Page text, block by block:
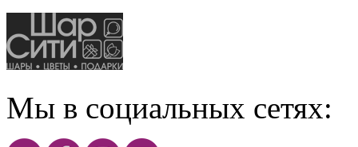
Мы в социальных сетях: